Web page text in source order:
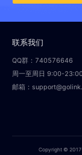
联系我们
QQ群：740576646
周一至周日 9:00-23:00
邮箱：
Copyright ©